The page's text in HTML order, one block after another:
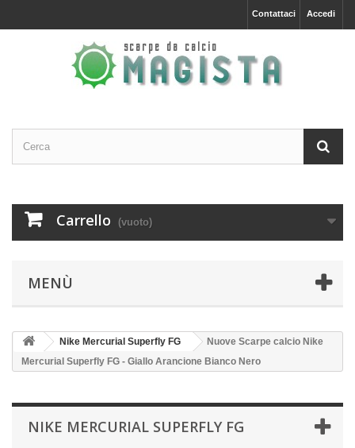
Accedi
Contattaci
Carrello (vuoto)
MENÙ
Nike Mercurial Superfly FG
Nuove Scarpe calcio Nike
Mercurial Superfly FG - Giallo Arancione Bianco Nero
NIKE MERCURIAL SUPERFLY FG